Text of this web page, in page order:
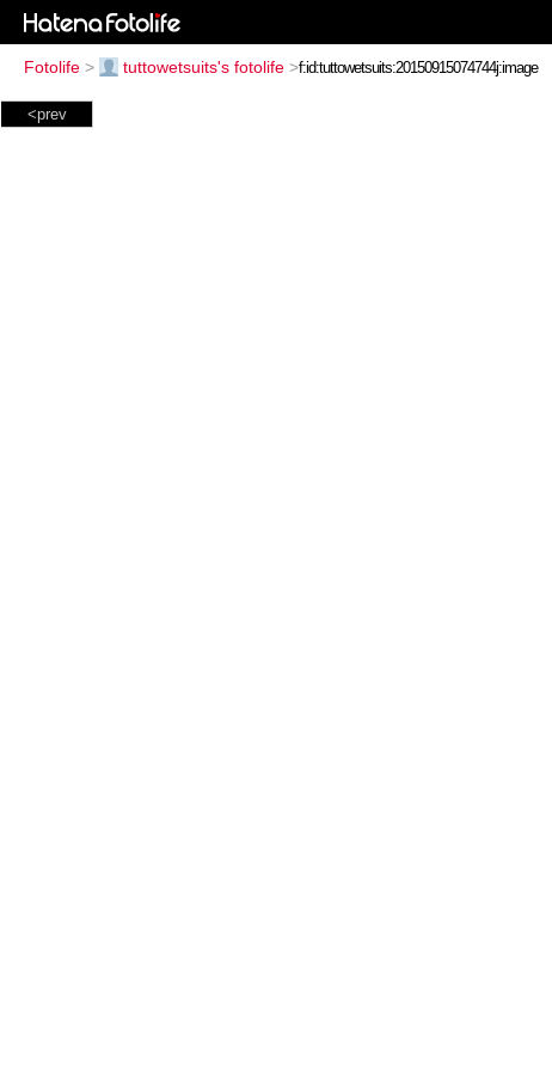
Fotolife > tuttowetsuits's fotolife >
<prev